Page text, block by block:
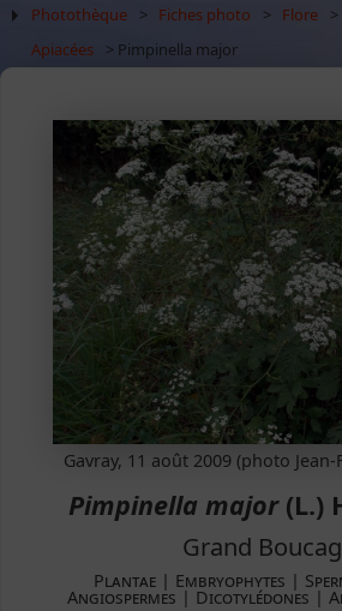
Photothèque > Fiches photo > Flore >
Apiacées
> Pimpinella major
Gavray, 11 août 2009 (photo
Pimpinella major(L.)
Grand
Plantae ­| Embryophytes |
Angiospermes | Dicotylédones |